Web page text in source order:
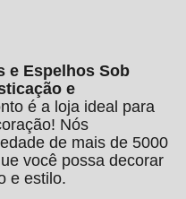
e Espelhos Sob
e
é a loja ideal para
Nós
de mais de 5000
você possa decorar
e estilo.